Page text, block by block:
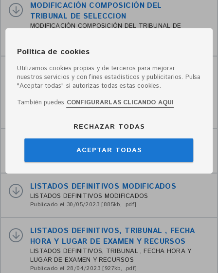
MODIFICACIÓN COMPOSICIÓN DEL
TRIBUNAL DE SELECCION
MODIFICACIÓN COMPOSICIÓN DEL TRIBUNAL DE
ANUNCIO RESULTADOS PROVISIONALES
EXAMEN
ANUNCIO RESULTADOS PROVISIONALES EXAMEN DEL
PROCESO SELECTIVO PARA CUBRIR CUATRO
PLAZAS DE AUXILIAR DE BIBLIOTECA,
PLANTILLA CORRECCION EXAMEN
Publicado el 14/06/2023 [533kb, .pdf]
LISTADOS DEFINITIVOS MODIFICADOS
LISTADOS DEFINITIVOS MODIFICADOS
Publicado el 30/05/2023 [885kb, .pdf]
LISTADOS DEFINITIVOS, TRIBUNAL , FECHA
HORA Y LUGAR DE EXAMEN Y RECURSOS
LISTADOS DEFINITIVOS, TRIBUNAL , FECHA HORA Y
LUGAR DE EXAMEN Y RECURSOS
Publicado el 28/04/2023 [927kb, .pdf]
Política de cookies
Utilizamos cookies propias y de terceros para mejorar
nuestros servicios y con fines estadísticos y publicitarios. Pulsa
"Aceptar todas" si autorizas todas estas cookies.
También puedes CONFIGURARLAS CLICANDO AQUI
RECHAZAR TODAS
ACEPTAR TODAS